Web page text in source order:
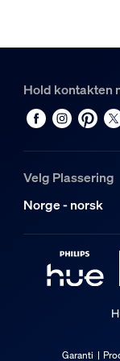
Hue White and
Hold kontakten
Velg Plassering
Norge - norsk
Garanti